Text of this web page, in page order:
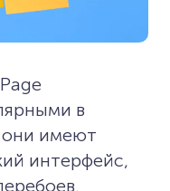
в
они имеют
интерфейс,